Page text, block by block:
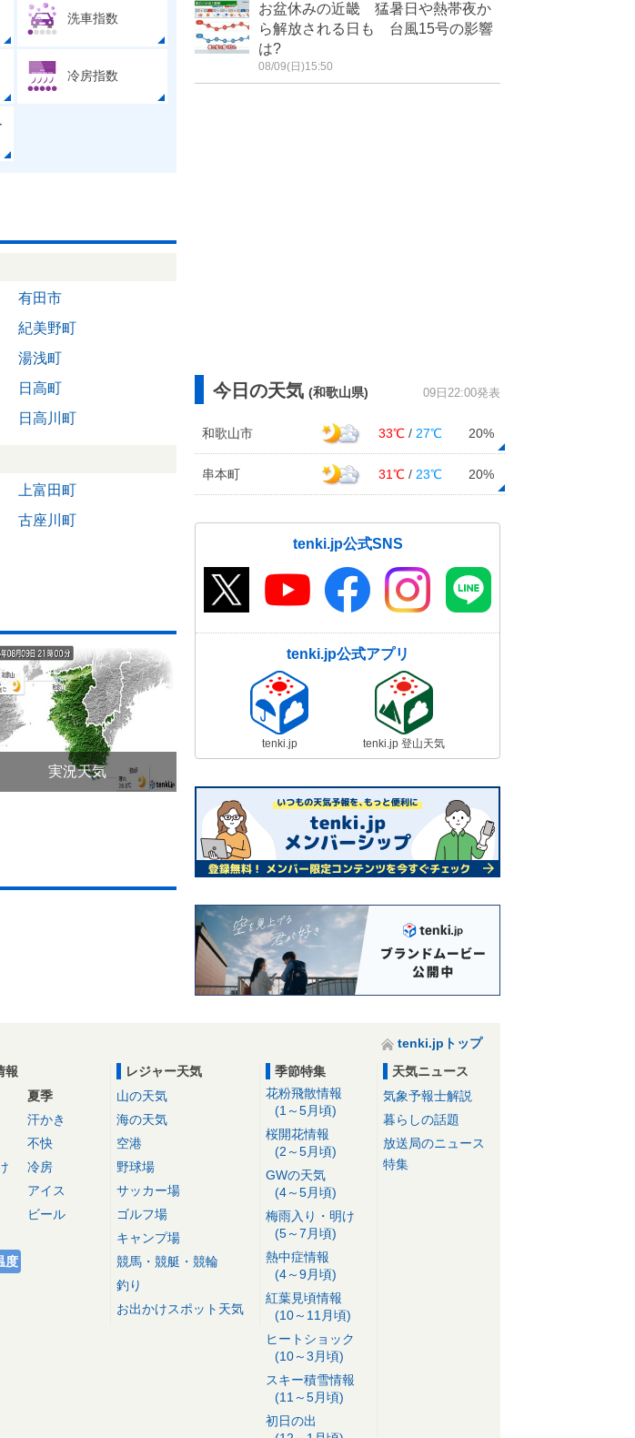
洗車指数
冷房指数
有田市
紀美野町
湯浅町
日高町
日高川町
上富田町
古座川町
実況天気
お盆休みの近畿 猛暑日や熱帯夜か
ら解放される日も 台風15号の影響
は?
08/09(日)15:50
今日の天気 (和歌山県) 09日22:00発表
和歌山市 33℃ / 27℃ 20%
串本町 31℃ / 23℃ 20%
tenki.jp公式SNS
tenki.jp公式アプリ
tenki.jp tenki.jp 登山天気
tenki.jpトップ
報
度
夏季
汗かき
不快
冷房
アイス
ビール
レジャー天気
山の天気
海の天気
空港
野球場
サッカー場
ゴルフ場
キャンプ場
競馬・競艇・競輪
釣り
お出かけスポット天気
季節特集
花粉飛散情報
(1～5月頃)
桜開花情報
(2～5月頃)
GWの天気
(4～5月頃)
梅雨入り・明け
(5～7月頃)
熱中症情報
(4～9月頃)
紅葉見頃情報
(10～11月頃)
ヒートショック
(10～3月頃)
スキー積雪情報
(11～5月頃)
初日の出
天気ニュース
気象予報士解説
暮らしの話題
放送局のニュース
特集